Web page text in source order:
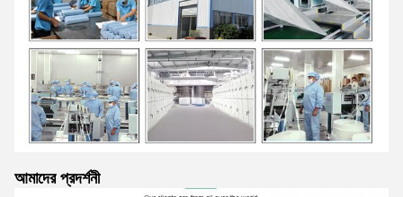
আমাদের প্রদর্শনী